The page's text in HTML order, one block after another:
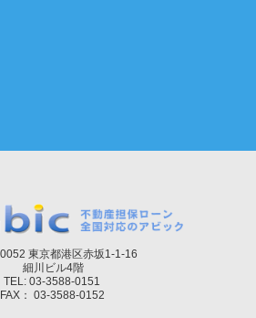
東京都港区赤坂1-1-16
細川ビル4階
TEL: 03-3588-0151
FAX： 03-3588-0152